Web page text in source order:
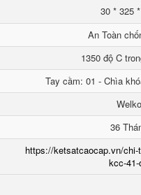
30 * 325
An Toàn
1350 độ C
Tay cầm: 01 - Chìa
Welko
36
https://ketsatcaocap.vn/
kcc-